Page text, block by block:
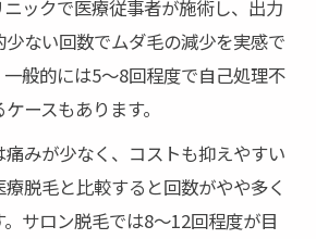
ックで医療従事者が施術し、出力
ない回数でムダ毛の減少を実感で
般的には5〜8回程度で自己処理不
ースもあります。
みが少なく、コストも抑えやすい
脱毛と比較すると回数がやや多く
サロン脱毛では8〜12回程度が目